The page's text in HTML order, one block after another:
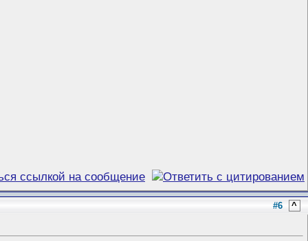
#6 ^